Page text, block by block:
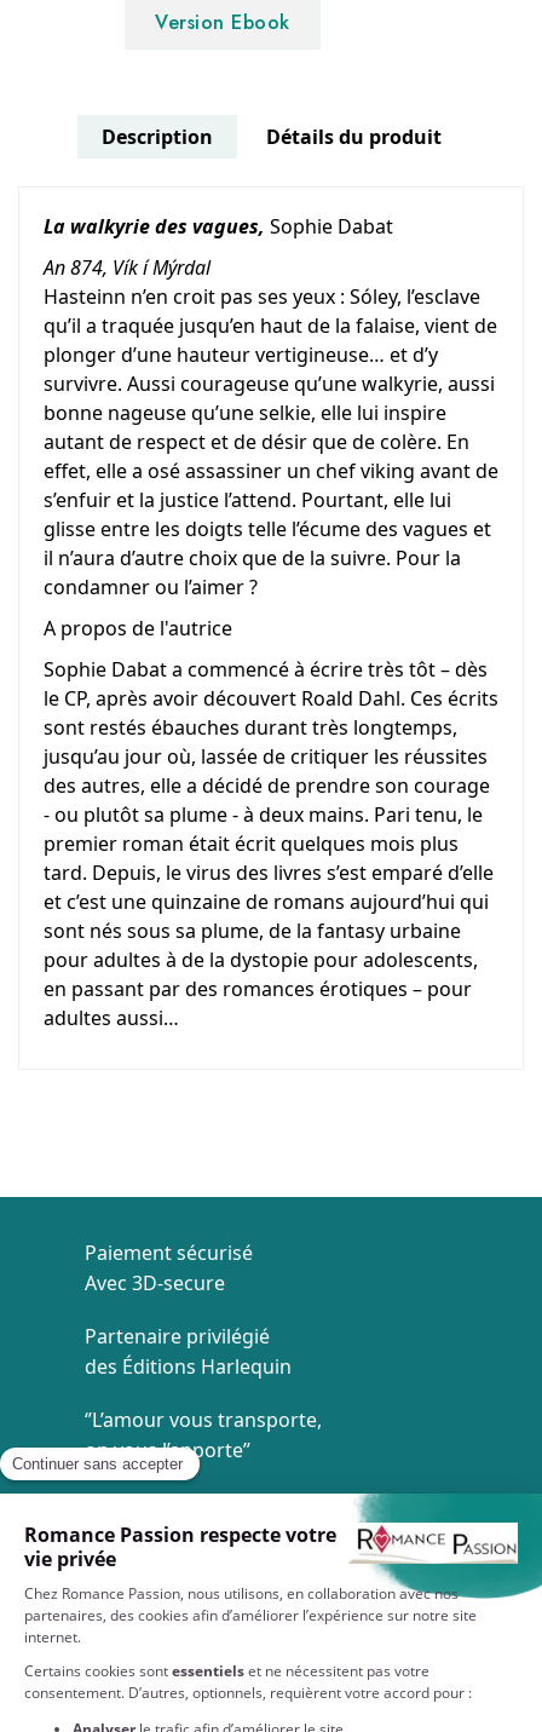
Version Ebook
Description Détails du produit
La walkyrie des vagues, Sophie Dabat
An 874, Vík í Mýrdal
Hasteinn n’en croit pas ses yeux : Sóley, l’esclave
qu’il a traquée jusqu’en haut de la falaise, vient de
plonger d’une hauteur vertigineuse… et d’y
survivre. Aussi courageuse qu’une walkyrie, aussi
bonne nageuse qu’une selkie, elle lui inspire
autant de respect et de désir que de colère. En
effet, elle a osé assassiner un chef viking avant de
s’enfuir et la justice l’attend. Pourtant, elle lui
glisse entre les doigts telle l’écume des vagues et
il n’aura d’autre choix que de la suivre. Pour la
condamner ou l’aimer ?
A propos de l'autrice
Sophie Dabat a commencé à écrire très tôt – dès
le CP, après avoir découvert Roald Dahl. Ces écrits
sont restés ébauches durant très longtemps,
jusqu’au jour où, lassée de critiquer les réussites
des autres, elle a décidé de prendre son courage
- ou plutôt sa plume - à deux mains. Pari tenu, le
premier roman était écrit quelques mois plus
tard. Depuis, le virus des livres s’est emparé d’elle
et c’est une quinzaine de romans aujourd’hui qui
sont nés sous sa plume, de la fantasy urbaine
pour adultes à de la dystopie pour adolescents,
en passant par des romances érotiques – pour
adultes aussi…
Paiement sécurisé
Avec 3D-secure
Partenaire privilégié
des Éditions Harlequin
‘’L’amour vous transporte,
on vous l’apporte’’
Dès 35€ d'achat
Service client
7/7 de 8h à 20h
À VOTRE SERVICE